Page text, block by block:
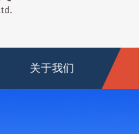
关于我们